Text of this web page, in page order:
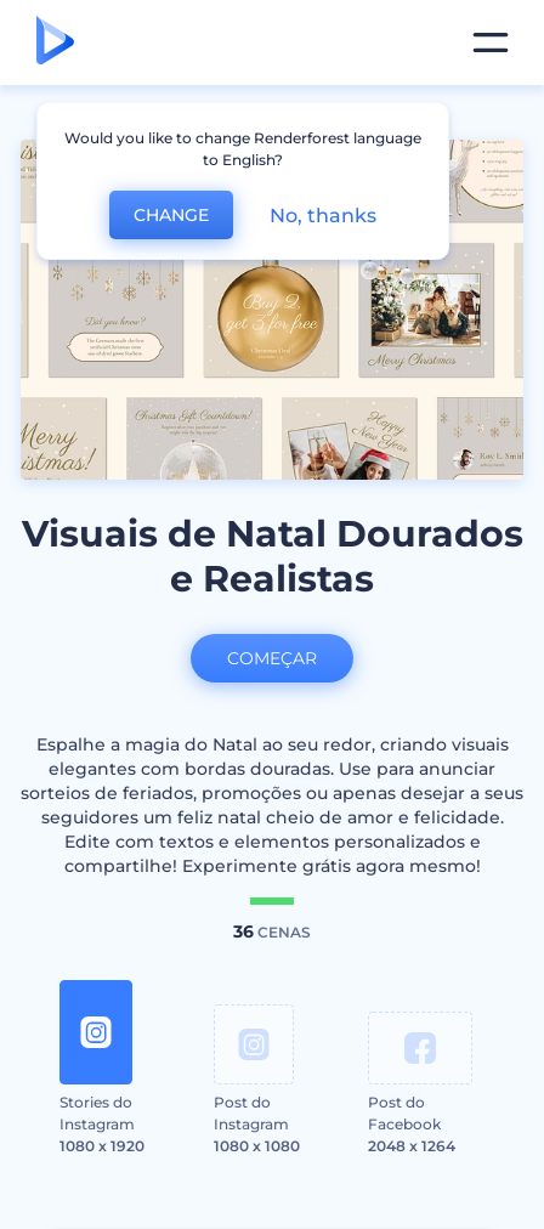
Visuais de Natal Dourados
e Realistas
Espalhe a magia do Natal ao seu redor, criando visuais
elegantes com bordas douradas. Use para anunciar
sorteios de feriados, promoções ou apenas desejar a seus
seguidores um feliz natal cheio de amor e felicidade.
Edite com textos e elementos personalizados e
compartilhe! Experimente grátis agora mesmo!
36 CENAS
Stories do
Instagram
1080 x 1920
Post do
Instagram
1080 x 1080
Post do
Facebook
2048 x 1264
COMEÇAR
Would you like to change Renderforest language
to English?
CHANGE No, thanks